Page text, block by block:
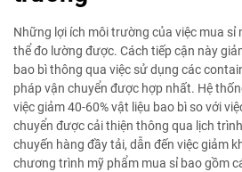
Những lợi ích môi trường của việc mua sỉ
thể đo lường được. Cách tiếp cận này
bao bì thông qua việc sử dụng các
pháp vận chuyển được hợp nhất. Hệ
việc giảm 40-60% vật liệu bao bì so với
chuyển được cải thiện thông qua lịch
chuyến hàng đầy tải, dẫn đến việc giảm
chương trình mỹ phẩm mua sỉ bao gồm